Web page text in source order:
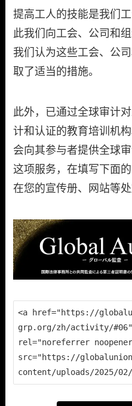
提高工人的技能是我们
此我们向工会、公司和
我们认为这些工会、公
取了适当的措施。
此外，已通过全球审计
计和认证的教育培训机
会向其参与者提供全球
这项服务，在填写下面
在您的宣传册、网站等
<a href="https://
grp.org/zh/activity/
rel="noreferrer
src="https://
content/uploads/2025/